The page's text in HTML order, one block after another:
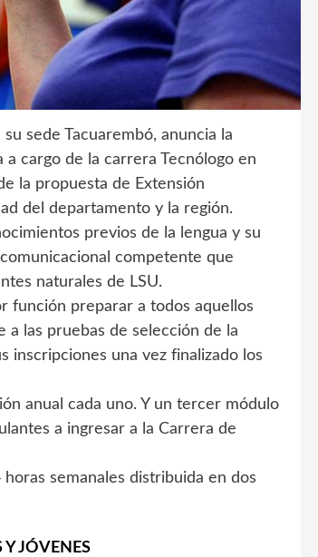
sede Tacuarembó, anuncia la
a cargo de la carrera Tecnólogo en
la propuesta de Extensión
del departamento y la región.
previos de la lengua y su
competente que
naturales de LSU.
función preparar a todos aquellos
las pruebas de selección de la
inscripciones una vez finalizado los
anual cada uno. Y un tercer módulo
a ingresar a la Carrera de
semanales distribuida en dos
JÓVENES